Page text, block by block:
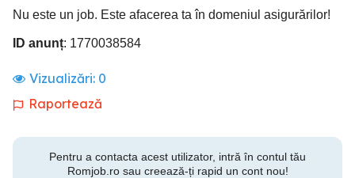
Nu este un job. Este afacerea ta în domeniul asigurărilor!
ID anunț: 1770038584
Vizualizări: 0
Raportează
Pentru a contacta acest utilizator, intră în contul tău
Romjob.ro sau creează-ți rapid un cont nou!